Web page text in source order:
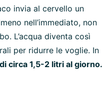
invia al cervello un
nell’immediato, non
L’acqua diventa così
per ridurre le voglie. In
circa 1,5-2 litri al giorno.